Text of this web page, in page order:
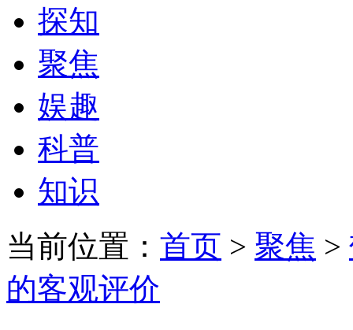
探知
聚焦
娱趣
科普
知识
当前位置： 首页 > 聚焦 >
的客观评价